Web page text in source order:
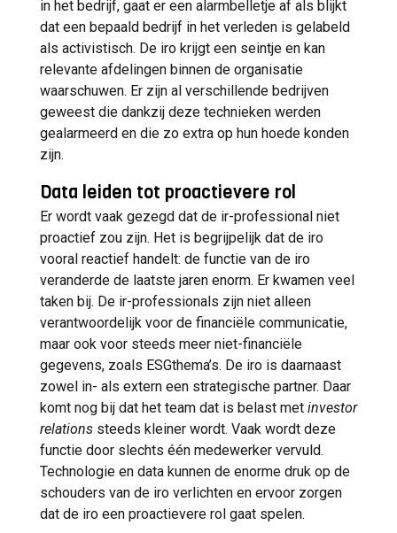
in het bedrijf, gaat er een alarmbelletje af als blijkt
dat een bepaald bedrijf in het verleden is gelabeld
als activistisch. De iro krijgt een seintje en kan
relevante afdelingen binnen de organisatie
waarschuwen. Er zijn al verschillende bedrijven
geweest die dankzij deze technieken werden
gealarmeerd en die zo extra op hun hoede konden
zijn.
Data leiden tot proactievere rol
Er wordt vaak gezegd dat de ir-professional niet
proactief zou zijn. Het is begrijpelijk dat de iro
vooral reactief handelt: de functie van de iro
veranderde de laatste jaren enorm. Er kwamen veel
taken bij. De ir-professionals zijn niet alleen
verantwoordelijk voor de financiële communicatie,
maar ook voor steeds meer niet-financiële
gegevens, zoals ESGthema’s. De iro is daarnaast
zowel in- als extern een strategische partner. Daar
komt nog bij dat het team dat is belast met investor
relations steeds kleiner wordt. Vaak wordt deze
functie door slechts één medewerker vervuld.
Technologie en data kunnen de enorme druk op de
schouders van de iro verlichten en ervoor zorgen
dat de iro een proactievere rol gaat spelen.